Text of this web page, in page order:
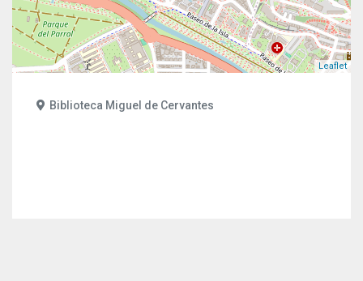
Leaflet
Biblioteca Miguel de Cervantes